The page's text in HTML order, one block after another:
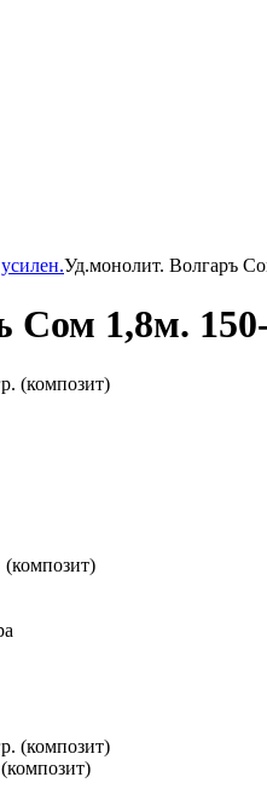
Уд.монолит. Волгаръ
Cом 1,8м.